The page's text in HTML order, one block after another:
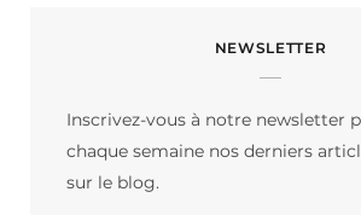
e
t
T
NEWSLETTER
Inscrivez-vous à notre newsletter
chaque semaine nos derniers
sur le blog.